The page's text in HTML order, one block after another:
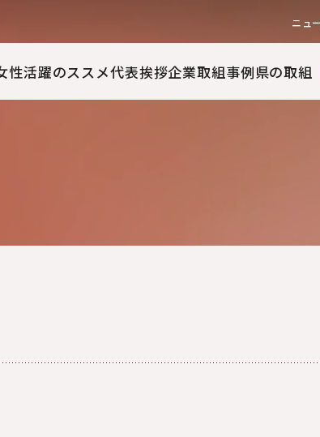
ニュ
性活躍のススメ代表挨拶企業取組事例県の取組